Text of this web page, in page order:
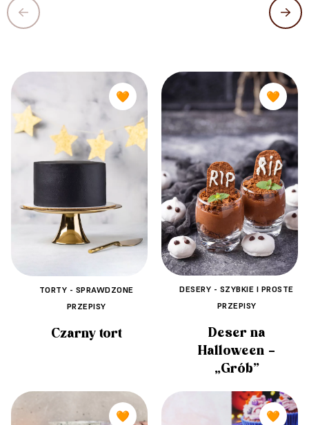
🧡
TORTY - SPRAWDZONE
PRZEPISY
Czarny tort
🧡
DESERY - SZYBKIE I PROSTE
PRZEPISY
Deser na
Halloween –
„Grób”
🧡 🧡